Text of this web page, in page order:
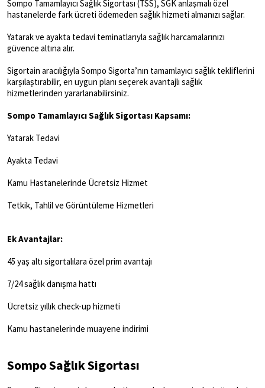
Sompo Tamamlayıcı Sağlık Sigortası (TSS), SGK anlaşmalı özel
hastanelerde fark ücreti ödemeden sağlık hizmeti almanızı sağlar.
Yatarak ve ayakta tedavi teminatlarıyla sağlık harcamalarınızı
güvence altına alır.
Sigortain aracılığıyla Sompo Sigorta’nın tamamlayıcı sağlık tekliflerini
karşılaştırabilir, en uygun planı seçerek avantajlı sağlık
hizmetlerinden yararlanabilirsiniz.
Sompo Tamamlayıcı Sağlık Sigortası Kapsamı:
Yatarak Tedavi
Ayakta Tedavi
Kamu Hastanelerinde Ücretsiz Hizmet
Tetkik, Tahlil ve Görüntüleme Hizmetleri
Ek Avantajlar:
45 yaş altı sigortalılara özel prim avantajı
7/24 sağlık danışma hattı
Ücretsiz yıllık check-up hizmeti
Kamu hastanelerinde muayene indirimi
Sompo Sağlık Sigortası